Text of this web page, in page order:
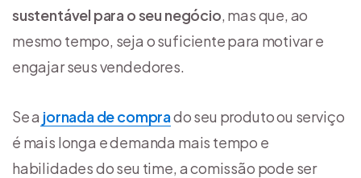
sustentável para o seu negócio, mas que, ao
mesmo tempo, seja o suficiente para motivar e
engajar seus vendedores.
Se a jornada de comprado seu produto ou serviço
é mais longa e demanda mais tempo e
habilidades do seu time, a comissão pode ser